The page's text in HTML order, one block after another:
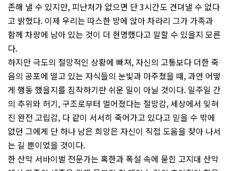
존해 낼 수 있지만, 피난처가 없으면 단 3시간도 견뎌낼 수 없다
고 밝혔다. 이제 우리는 따스한 방에 앉아 차라리 그가 가족과
함께 차량에 남아 있는 것이 더 현명했다고 말할 수 있을지 모른
다.
하지만 극도의 절망적인 상황에 빠져, 자신의 고통보다 더한 죽
음의 공포에 떨고 있는 자식들의 눈빛과 마주쳤을 때, 과연 어떻
게 행동 했을지를 짐작하기란 쉬운 일이 아닐 것이다. 일주일 간
의 추위와 허기, 구조로부터 멀어졌다는 절망감, 세상에서 잊혀
진 완전 고립감, 다 같이 서서히 죽어가고 있다고 믿을 수 밖에
없던 그에게 단 하나 남은 희망은 자신이 직접 도움을 찾아 나서
는 길 뿐이었을 것이다.
한 산악 서바이벌 전문가는 혹한과 폭설 속에 묻힌 고지대 산악